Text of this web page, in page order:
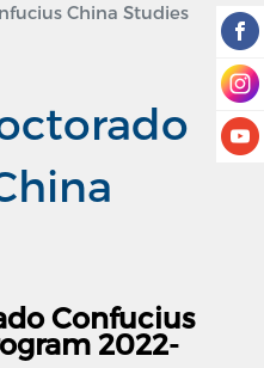
China Studies
Confucius
2022-